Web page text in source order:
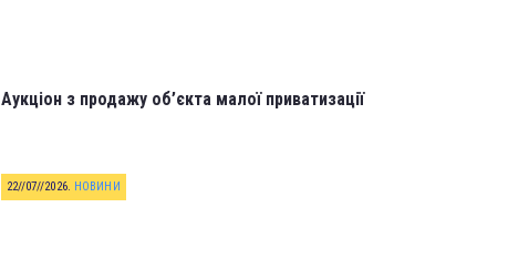
Аукціон з продажу об’єкта малої приватизації
22//07//2026. НОВИНИ